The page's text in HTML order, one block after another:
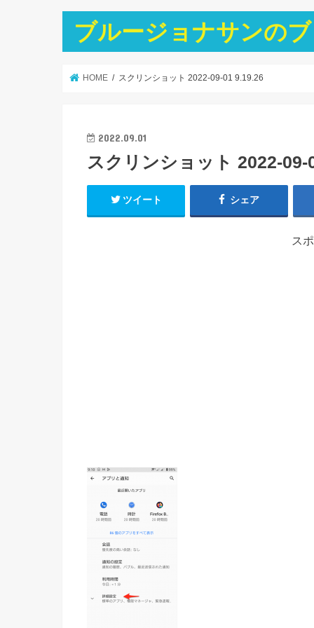
ブルージョナサンの
HOME スクリンショット 2022-09-01 9.19.26
2022.09.01
スクリンショット 2022-09-
ツイート シェア
ス